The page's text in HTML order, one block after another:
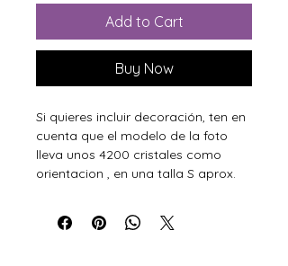
Add to Cart
Buy Now
Si quieres incluir decoración, ten en
cuenta que el modelo de la foto
lleva unos 4200 cristales como
orientacion , en una talla S aprox.